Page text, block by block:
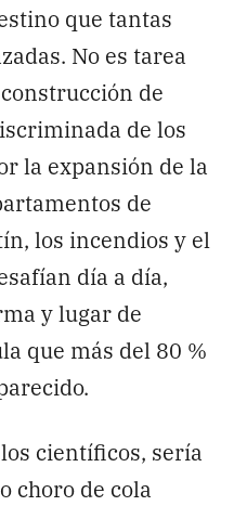
que tantas
No es tarea
de
de los
la expansión de la
de
los incendios y el
día a día,
y lugar de
que más del 80 %
científicos, sería
choro de cola